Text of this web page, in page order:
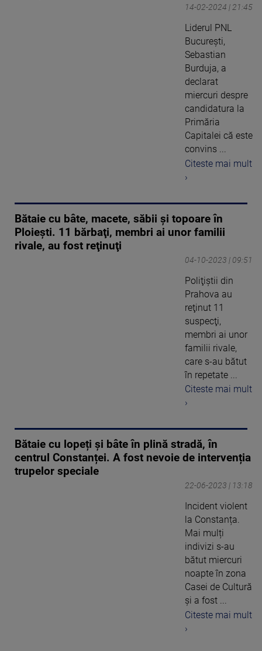
14-02-2024 | 21:45
Liderul PNL
Bucureşti,
Sebastian
Burduja, a
declarat
miercuri despre
candidatura la
Primăria
Capitalei că este
convins ...
Citeste mai mult
›
Bătaie cu bâte, macete, săbii şi topoare în
Ploieşti. 11 bărbaţi, membri ai unor familii
rivale, au fost reţinuţi
04-10-2023 | 09:51
Poliţiştii din
Prahova au
reţinut 11
suspecţi,
membri ai unor
familii rivale,
care s-au bătut
în repetate ...
Citeste mai mult
›
Bătaie cu lopeți și bâte în plină stradă, în
centrul Constanței. A fost nevoie de intervenția
trupelor speciale
22-06-2023 | 13:18
Incident violent
la Constanța.
Mai mulți
indivizi s-au
bătut miercuri
noapte în zona
Casei de Cultură
și a fost ...
Citeste mai mult
›